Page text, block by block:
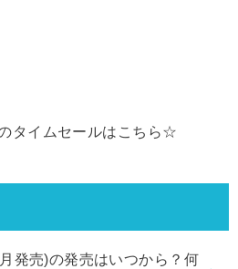
タイムセールはこちら☆
発売)の発売はいつから？何